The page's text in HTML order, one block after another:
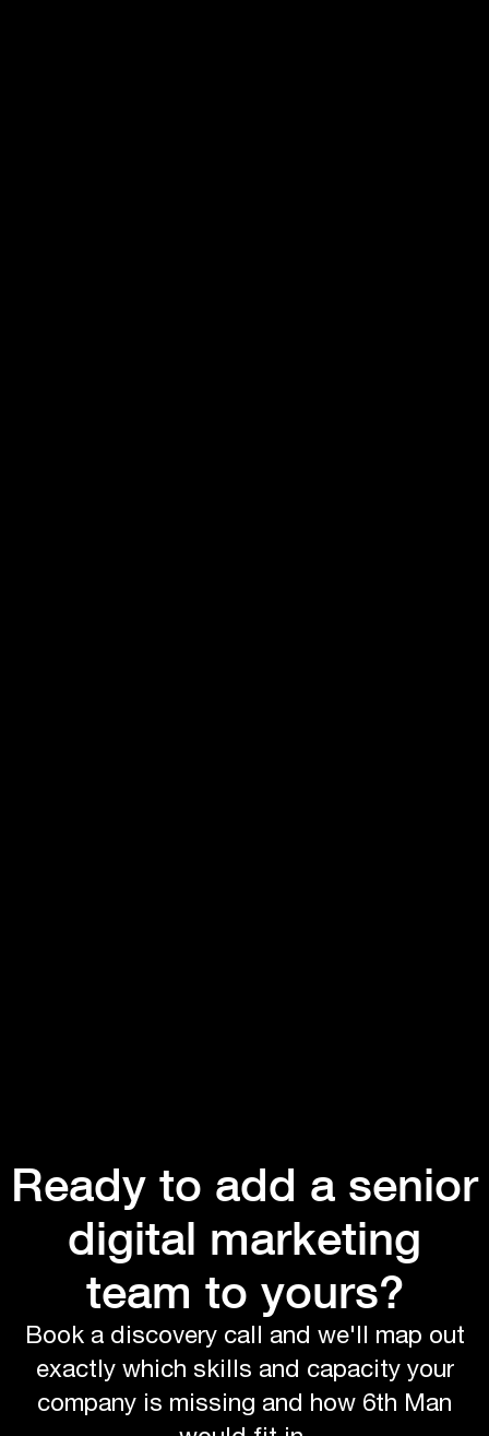
Ready to add a senior
digital marketing
team to yours?
Book a discovery call and we'll map out
exactly which skills and capacity your
company is missing and how 6th Man